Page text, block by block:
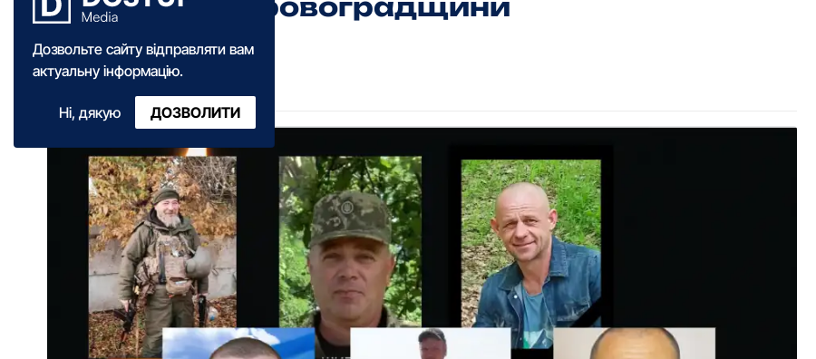
Дозвольте сайту відправляти вам
актуальну інформацію.
Ні, дякую ДОЗВОЛИТИ
військові з Кіровоградщини
Катерина Федченко
·2024